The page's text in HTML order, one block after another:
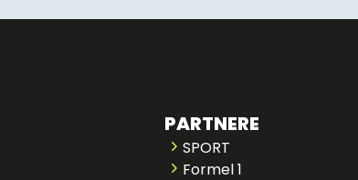
PARTNERE
SPORT
Formel 1